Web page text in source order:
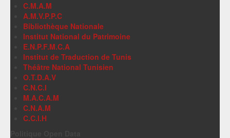
C.M.A.M
A.M.V.P.P.C
Bibliothèque Nationale
Institut National du Patrimoine
E.N.P.F.M.C.A
Institut de Traduction de Tunis
Théâtre National Tunisien
O.T.D.A.V
C.N.C.I
M.A.C.A.M
C.N.A.M
C.C.I.H